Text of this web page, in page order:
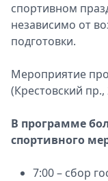
спортивном
независимо от
подготовки.
Мероприятие
(Крестовский пр.,
В программе
спортивного
7:00 – сбор